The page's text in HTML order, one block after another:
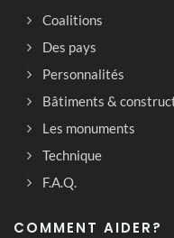
Coalitions
Des pays
Personnalités
Bâtiments &
Les monuments
Technique
F.A.Q.
COMMENT AIDER?